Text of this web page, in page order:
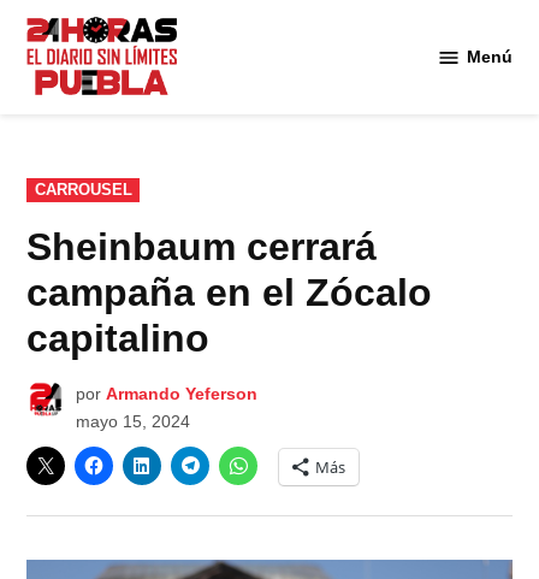
Saltar
contenido
Menú
PUBLICADO
EN
CARROUSEL
Sheinbaum cerrará
campaña en el Zócalo
capitalino
por Armando Yeferson
mayo 15, 2024
Más